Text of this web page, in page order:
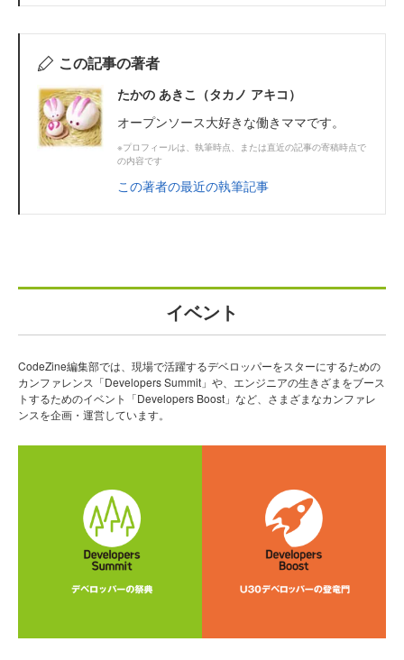
この記事の著者
たかの あきこ（タカノ アキコ）
オープンソース大好きな働きママです。
※プロフィールは、執筆時点、または直近の記事の寄稿時点で
の内容です
この著者の最近の執筆記事
イベント
CodeZine編集部では、現場で活躍するデベロッパーをスターにするための
カンファレンス「Developers Summit」や、エンジニアの生きざまをブース
トするためのイベント「Developers Boost」など、さまざまなカンファレ
ンスを企画・運営しています。